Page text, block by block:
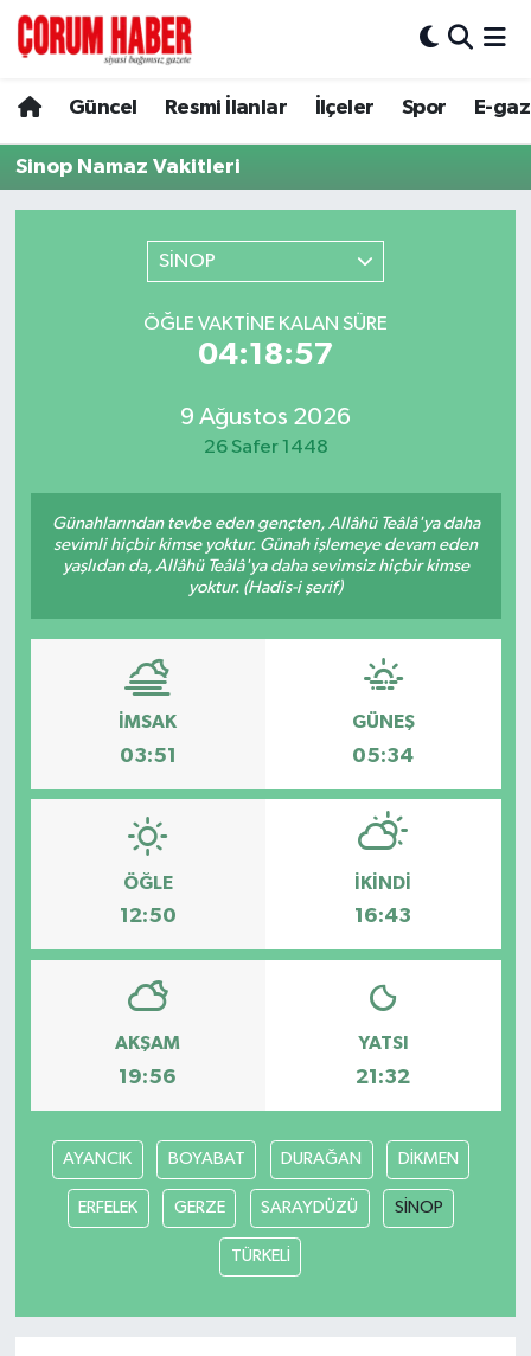
Güncel Resmi İlanlar İlçeler Spor E-
Sinop Namaz Vakitleri
SİNOP
ÖĞLE VAKTINE KALAN SÜRE
04:18:57
9 Ağustos 2026
26 Safer 1448
Günahlarından tevbe eden gençten, Allâhü Teâlâ'ya daha
sevimli hiçbir kimse yoktur. Günah işlemeye devam eden
yaşlıdan da, Allâhü Teâlâ'ya daha sevimsiz hiçbir kimse
yoktur. (Hadis-i şerif)
İMSAK
03:51
GÜNEŞ
05:34
ÖĞLE
12:50
İKINDI
16:43
AKŞAM
19:56
YATSI
21:32
AYANCIK BOYABAT DURAĞAN DİKMEN
ERFELEK GERZE SARAYDÜZÜ SİNOP
TÜRKELİ
Spor
Resmi İlanlar
İskilip
Kargı
Mecitözü
Oğuzlar
Ortaköy
Osmancık
Uğurludağ
Hava Durumu
Çorum Namaz Vakitleri
Trafik Durumu
Süper Lig Puan Durumu ve Fikstür
Son Dakika Haberleri
Haber Arşivi